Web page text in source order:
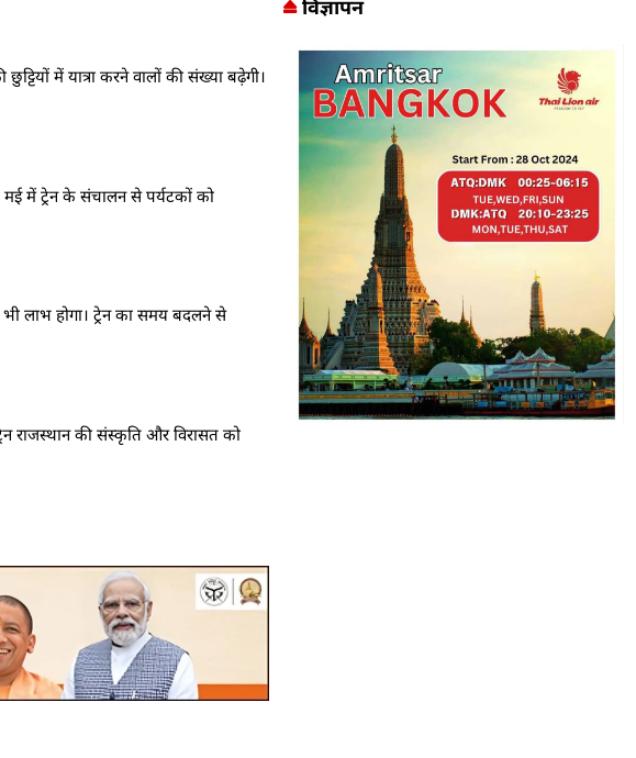
में यात्रा करने वालों की संख्या बढ़ेगी।
मई में ट्रेन के संचालन से पर्यटकों को
लाभ होगा। ट्रेन का समय बदलने से
राजस्थान की संस्कृति और विरासत को
विज्ञापन